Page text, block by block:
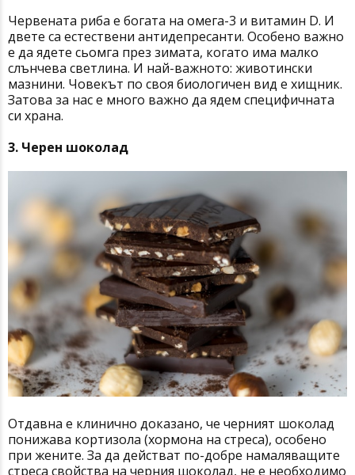
Червената риба е богата на омега-3 и витамин D. И
двете са естествени антидепресанти. Особено важно
е да ядете сьомга през зимата, когато има малко
слънчева светлина. И най-важното: животински
мазнини. Човекът по своя биологичен вид е хищник.
Затова за нас е много важно да ядем специфичната
си храна.
3. Черен шоколад
Отдавна е клинично доказано, че черният шоколад
понижава кортизола (хормона на стреса), особено
при жените. За да действат по-добре намаляващите
стреса свойства на черния шоколад, не е необходимо